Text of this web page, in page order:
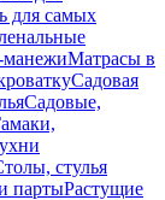
для самых
Матрасы в
Садовая
Садовые,
стулья
партыРастущие